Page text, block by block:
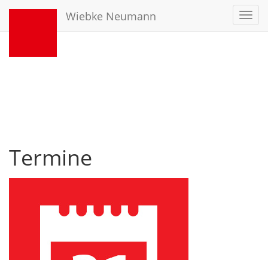
Wiebke Neumann
Termine